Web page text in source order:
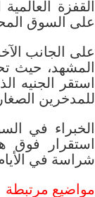
على السوق
على الجانب
للمدخرين
الخبراء في
استقرار فوق
شراسة في
مواضيع مرتبطة